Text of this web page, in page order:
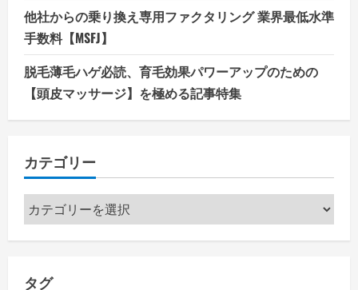
他社からの乗り換え専用ファクタリング 業界最低水準
手数料【MSFJ】
脱毛薄毛ハゲ必読、育毛効果パワーアップのための
【頭皮マッサージ】を極める記事特集
カテゴリー
カ
テ
タグ